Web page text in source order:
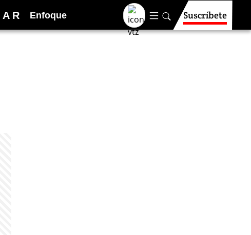
A R Enfoque Suscríbete